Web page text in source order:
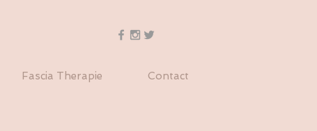
Fascia Therapie Contact